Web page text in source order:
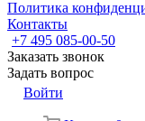
Политика
Контакты
+7 495 085-00-50
Заказать звонок
Задать вопрос
Войти